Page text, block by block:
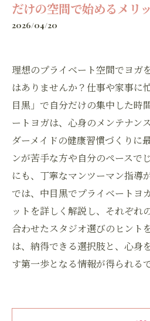
だけの空間で始めるメリ
2026/04/20
理想のプライベート空間でヨガ
はありませんか？仕事や家事に
目黒」で自分だけの集中した時
ートヨガは、心身のメンテナン
ダーメイドの健康習慣づくりに
ンが苦手な方や自分のペースで
にも、丁寧なマンツーマン指導
では、中目黒でプライベートヨ
ットを詳しく解説し、それぞれ
合わせたスタジオ選びのヒント
は、納得できる選択肢と、心身
す第一歩となる情報が得られる